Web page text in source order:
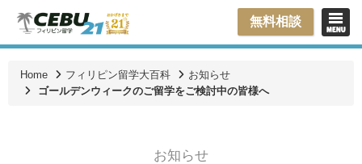
無料相談
Home フィリピン留学大百科
お知らせ
ゴールデンウィークのご留学をご検討中の皆様へ
お知らせ